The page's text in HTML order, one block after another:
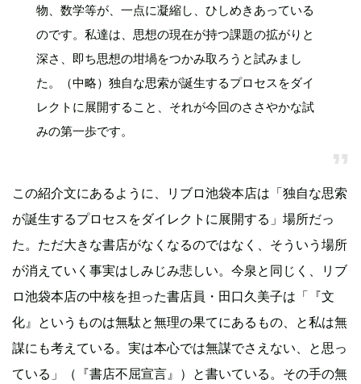
物、数学等が、一点に凝縮し、ひしめきあっている
のです。私達は、思想の現在が持つ課題の拡がりと
深さ、即ち思想の坩堝をつかみ取ろうと試みまし
た。（中略）独自な思索が誕生するプロセスをダイ
レクトに展開すること、それが今回のささやかな試
みの第一歩です。
この紹介文にあるように、リブロ池袋本店は「独自な思索
が誕生するプロセスをダイレクトに展開する」場所だっ
た。ただ大きな書店がなくなるのではなく、そういう場所
が消えていく事実はしみじみ悲しい。今泉と同じく、リブ
ロ池袋本店の中核を担った書店員・田口久美子は「『文
化』というものは無駄と無理の果てにあるもの、と私は無
謀にも考えている。実は本心では無謀でさえない、と思っ
ている」（『書店不屈宣言』）と書いている。その手の無